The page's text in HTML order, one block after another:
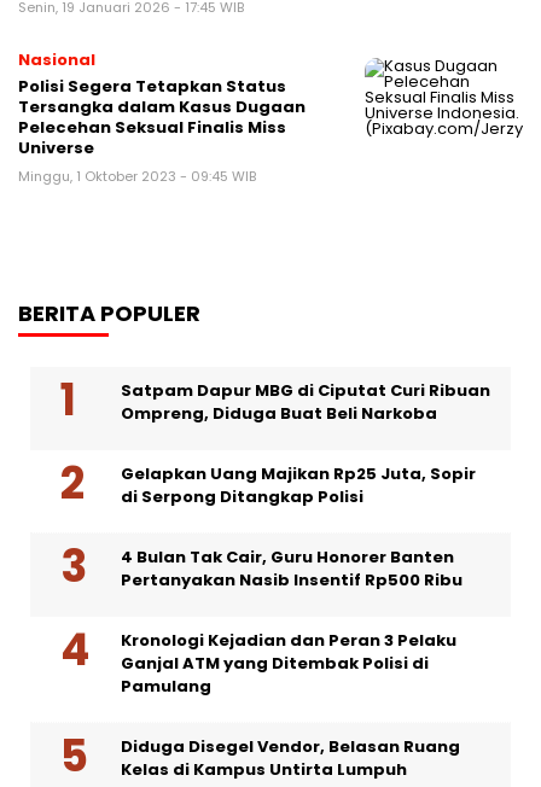
Senin, 19 Januari 2026 - 17:45 WIB
Nasional
Polisi Segera Tetapkan Status
Tersangka dalam Kasus Dugaan
Pelecehan Seksual Finalis Miss
Universe
Minggu, 1 Oktober 2023 - 09:45 WIB
BERITA POPULER
Satpam Dapur MBG di Ciputat Curi Ribuan
Ompreng, Diduga Buat Beli Narkoba
Gelapkan Uang Majikan Rp25 Juta, Sopir
di Serpong Ditangkap Polisi
4 Bulan Tak Cair, Guru Honorer Banten
Pertanyakan Nasib Insentif Rp500 Ribu
Kronologi Kejadian dan Peran 3 Pelaku
Ganjal ATM yang Ditembak Polisi di
Pamulang
Diduga Disegel Vendor, Belasan Ruang
Kelas di Kampus Untirta Lumpuh